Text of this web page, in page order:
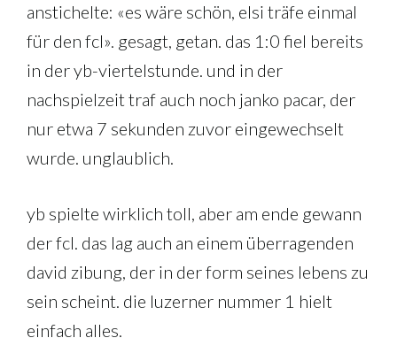
anstichelte: «es wäre schön, elsi träfe einmal
für den fcl». gesagt, getan. das 1:0 fiel bereits
in der yb-viertelstunde. und in der
nachspielzeit traf auch noch janko pacar, der
nur etwa 7 sekunden zuvor eingewechselt
wurde. unglaublich.
yb spielte wirklich toll, aber am ende gewann
der fcl. das lag auch an einem überragenden
david zibung, der in der form seines lebens zu
sein scheint. die luzerner nummer 1 hielt
einfach alles.